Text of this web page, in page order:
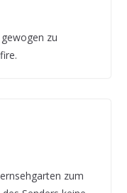
zu
zum